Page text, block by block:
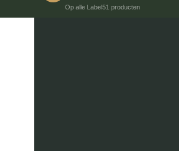
Op alle Label51 producten